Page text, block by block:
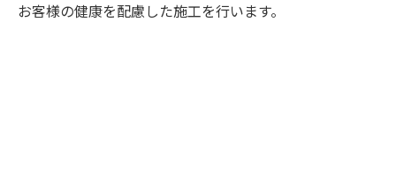
お客様の健康を配慮した施工を行います。